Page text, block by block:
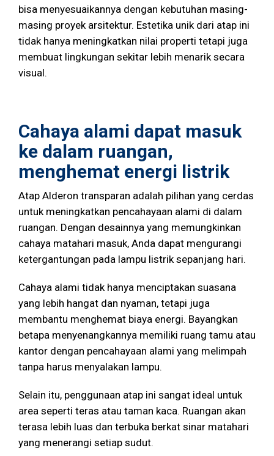
bisa menyesuaikannya dengan kebutuhan masing-
masing proyek arsitektur. Estetika unik dari atap ini
tidak hanya meningkatkan nilai properti tetapi juga
membuat lingkungan sekitar lebih menarik secara
visual.
Cahaya alami dapat masuk
ke dalam ruangan,
menghemat energi listrik
Atap Alderon transparan adalah pilihan yang cerdas
untuk meningkatkan pencahayaan alami di dalam
ruangan. Dengan desainnya yang memungkinkan
cahaya matahari masuk, Anda dapat mengurangi
ketergantungan pada lampu listrik sepanjang hari.
Cahaya alami tidak hanya menciptakan suasana
yang lebih hangat dan nyaman, tetapi juga
membantu menghemat biaya energi. Bayangkan
betapa menyenangkannya memiliki ruang tamu atau
kantor dengan pencahayaan alami yang melimpah
tanpa harus menyalakan lampu.
Selain itu, penggunaan atap ini sangat ideal untuk
area seperti teras atau taman kaca. Ruangan akan
terasa lebih luas dan terbuka berkat sinar matahari
yang menerangi setiap sudut.